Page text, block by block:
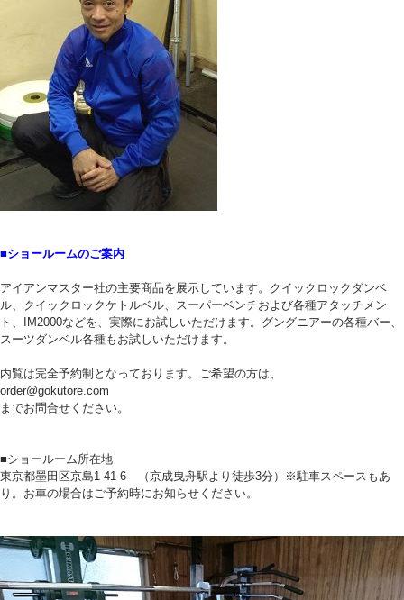
■ショールームのご案内
アイアンマスター社の主要商品を展示しています。クイックロックダンベ
ル、クイックロックケトルベル、スーパーベンチおよび各種アタッチメン
ト、IM2000などを、実際にお試しいただけます。グングニアーの各種バー、
スーツダンベル各種もお試しいただけます。
内覧は完全予約制となっております。ご希望の方は、
order@gokutore.com
までお問合せください。
■ショールーム所在地
東京都墨田区京島1-41-6 （京成曳舟駅より徒歩3分）※駐車スペースもあ
り。お車の場合はご予約時にお知らせください。